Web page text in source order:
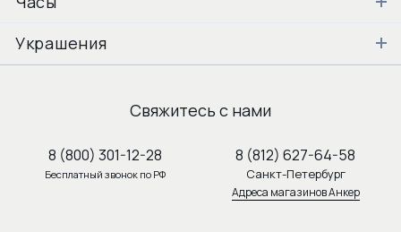
Украшения
Свяжитесь с нами
8 (800) 301-12-28
Бесплатный звонок по РФ
8 (812) 627-64-58
Санкт-Петербург
Адреса магазинов Анкер